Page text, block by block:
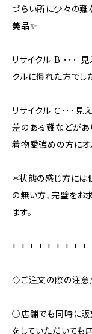
づらい所に少々の難
美品✨
リサイクル B ･･･ 見
クルに慣れた方でし
リサイクル Ｃ･･･見
差のある難などがあ
着物愛強めの方にオ
＊状態の感じ方には
の無い方、完璧をお
ます。
+-+-+-+-+-+-+-+-
◇ご注文の際の注
○店舗でも同時に販
をしていただいても